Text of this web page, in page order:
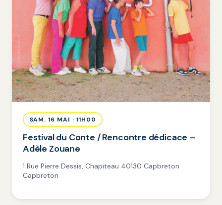
SAM. 16 MAI · 11H00
Festival du Conte / Rencontre dédicace –
Adèle Zouane
1 Rue Pierre Dessis, Chapiteau 40130 Capbreton ·
Capbreton